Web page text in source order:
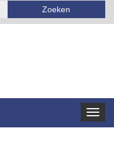
Toggle